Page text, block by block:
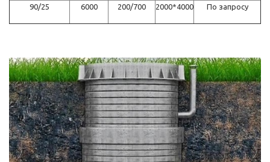
90/25 6000 200/700 2000*4000 По запросу